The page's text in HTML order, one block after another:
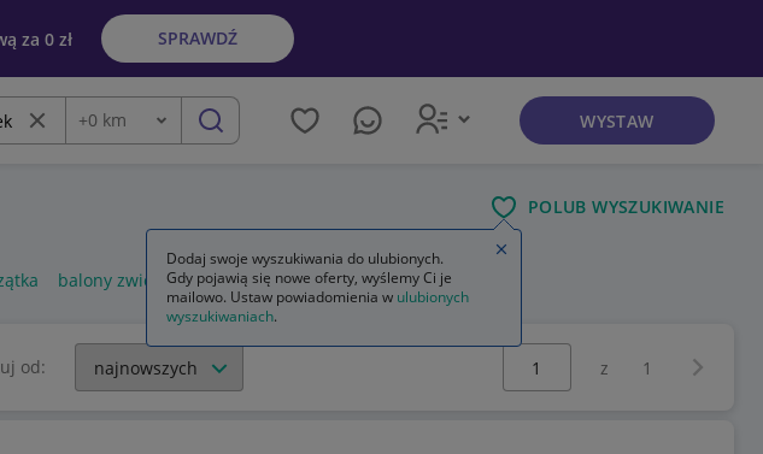
za 0 zł SPRAWDŹ
Wyczyść frazę
Odległość
+0 km szukaj WYSTAW
POLUB WYSZUKIWANIE
balony zwierzątka
od:
Wybierz stronę:
z 1
Dodaj swoje wyszukiwania do ulubionych.
Gdy pojawią się nowe oferty, wyślemy Ci je
mailowo. Ustaw powiadomienia w ulubionych
wyszukiwaniach.
Zamknij wskazówkę